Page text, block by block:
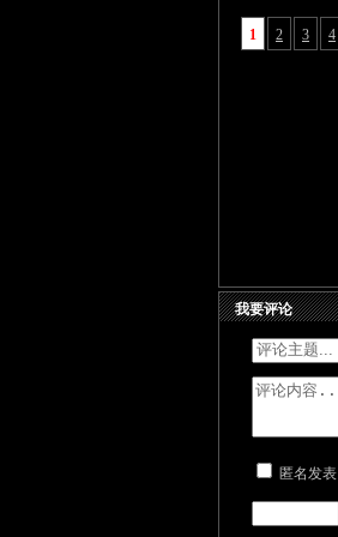
1 2 3 4
我要评论
匿名发表